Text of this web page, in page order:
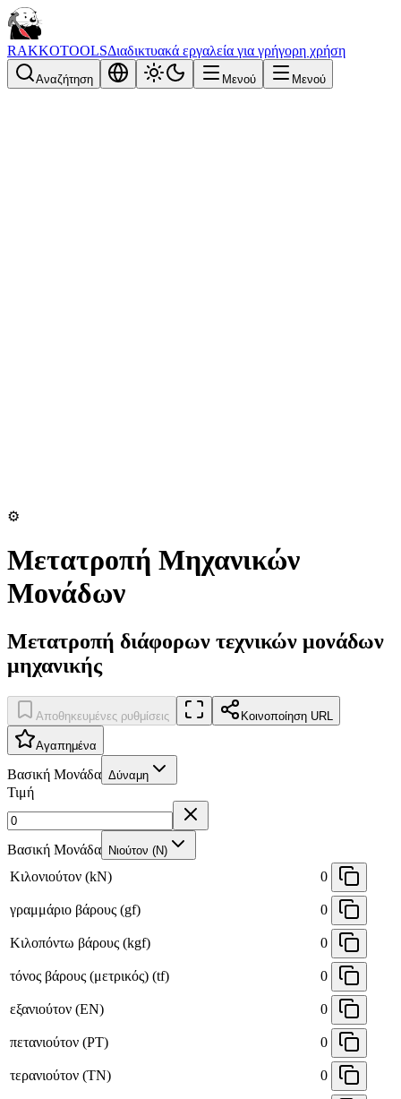
RAKKOTOOLSΔιαδικτυακά εργαλεία για γρήγορη χρήση
Αναζήτηση Μενού Μενού
⚙️
Μετατροπή Μηχανικών
Μονάδων
Μετατροπή διάφορων τεχνικών μονάδων
μηχανικής
Αποθηκευμένες ρυθμίσεις Κοινοποίηση URL
Αγαπημένα
Βασική Μονάδα Δύναμη
Τιμή
Βασική Μονάδα Νιούτον (N)
Κιλονιούτον (kN) 0
γραμμάριο βάρους (gf) 0
Κιλοπόντω βάρους (kgf) 0
τόνος βάρους (μετρικός) (tf) 0
εξανιούτον (EN) 0
πετανιούτον (PT) 0
τερανιούτον (TN) 0